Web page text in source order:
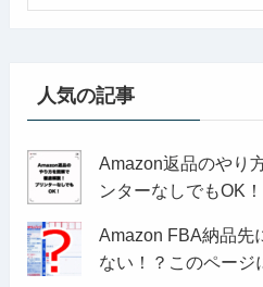
人気の記事
Amazon返品のやり
ンターなしでもOK！
Amazon FBA納品先
ない！？このページ